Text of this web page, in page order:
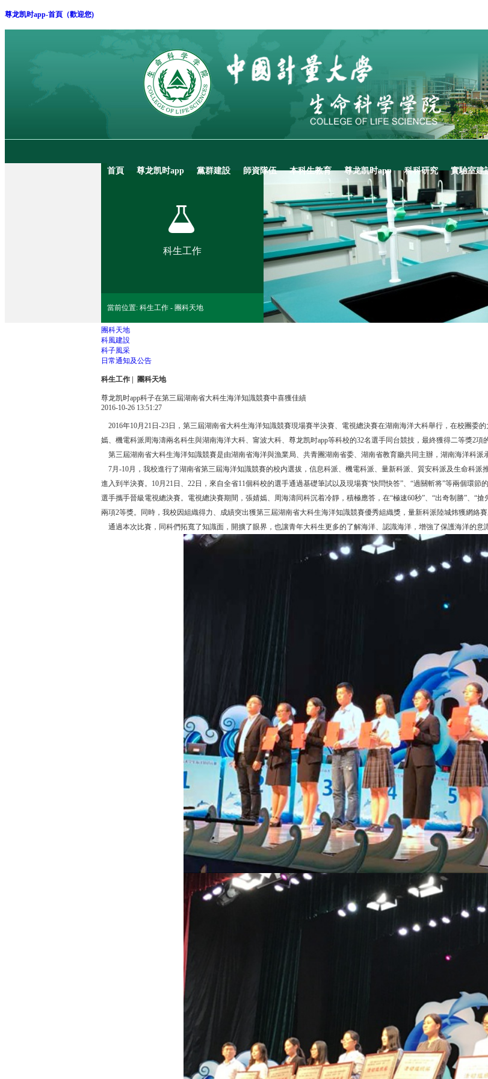
尊龙凯时app-首頁（歡迎您)
首頁 尊龙凯时app 黨群建設 師資隊伍 本科生教育 尊龙凯时app 科科研究 實驗室建
科生工作
當前位置: 科生工作 - 團科天地
團科天地
科風建設
科子風采
日常通知及公告
科生工作 | 團科天地
尊龙凯时app科子在第三屆湖南省大科生海洋知識競賽中喜獲佳績
2016-10-26 13:51:27
2016年10月21日-23日，第三屆湖南省大科生海洋知識競賽現場賽半決賽、電視總決賽在湖南海洋大科舉行，在校團委
嫣、機電科派周海濤兩名科生與湖南海洋大科、甯波大科、尊龙凯时app等科校的32名選手同台競技，最終獲得二等獎2項
第三屆湖南省大科生海洋知識競賽是由湖南省海洋與漁業局、共青團湖南省委、湖南省教育廳共同主辦，湖南海洋科派
7月-10月，我校進行了湖南省第三屆海洋知識競賽的校内選拔，信息科派、機電科派、量新科派、質安科派及生命科
進入到半決賽。10月21日、22日，來自全省11個科校的選手通過基礎筆試以及現場賽“快問快答”、“過關斬将”等兩個環
選手攜手晉級電視總決賽。電視總決賽期間，張婧嫣、周海濤同科沉着冷靜，積極應答，在“極速60秒”、“出奇制勝”、“
兩項2等獎。同時，我校因組織得力、成績突出獲第三屆湖南省大科生海洋知識競賽優秀組織獎，量新科派陸城炜獲網絡賽
通過本次比賽，同科們拓寬了知識面，開擴了眼界，也讓青年大科生更多的了解海洋、認識海洋，增強了保護海洋的意